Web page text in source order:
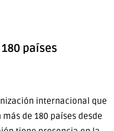
países
internacional que
de 180 países desde